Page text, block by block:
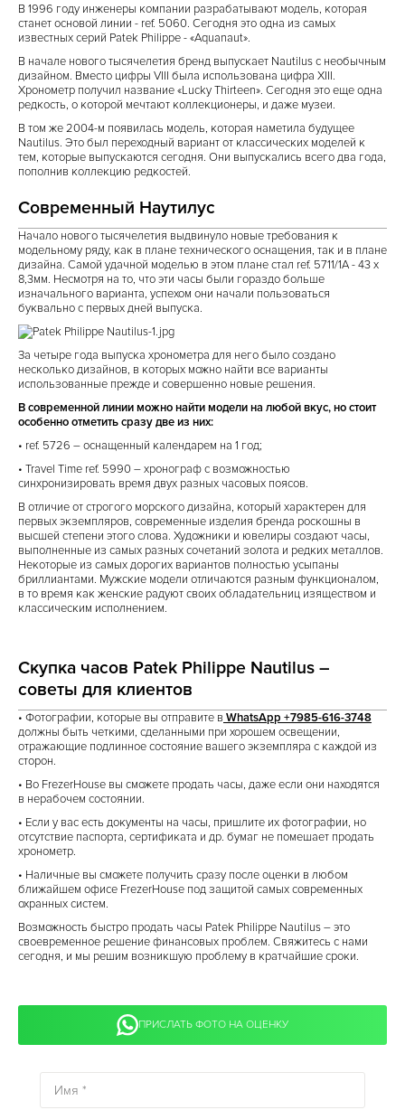
В 1996 году инженеры компании разрабатывают модель, которая
станет основой линии - ref. 5060. Сегодня это одна из самых
известных серий Patek Philippe - «Aquanaut».
В начале нового тысячелетия бренд выпускает Nautilus с необычным
дизайном. Вместо цифры VIII была использована цифра XIII.
Хронометр получил название «Lucky Thirteen». Сегодня это еще одна
редкость, о которой мечтают коллекционеры, и даже музеи.
В том же 2004-м появилась модель, которая наметила будущее
Nautilus. Это был переходный вариант от классических моделей к
тем, которые выпускаются сегодня. Они выпускались всего два года,
пополнив коллекцию редкостей.
Современный Наутилус
Начало нового тысячелетия выдвинуло новые требования к
модельному ряду, как в плане технического оснащения, так и в плане
дизайна. Самой удачной моделью в этом плане стал ref. 5711/1A - 43 х
8,3мм. Несмотря на то, что эти часы были гораздо больше
изначального варианта, успехом они начали пользоваться
буквально с первых дней выпуска.
За четыре года выпуска хронометра для него было создано
несколько дизайнов, в которых можно найти все варианты
использованные прежде и совершенно новые решения.
В современной линии можно найти модели на любой вкус, но стоит
особенно отметить сразу две из них:
• ref. 5726 – оснащенный календарем на 1 год;
• Travel Time ref. 5990 – хронограф с возможностью
синхронизировать время двух разных часовых поясов.
В отличие от строгого морского дизайна, который характерен для
первых экземпляров, современные изделия бренда роскошны в
высшей степени этого слова. Художники и ювелиры создают часы,
выполненные из самых разных сочетаний золота и редких металлов.
Некоторые из самых дорогих вариантов полностью усыпаны
бриллиантами. Мужские модели отличаются разным функционалом,
в то время как женские радуют своих обладательниц изяществом и
классическим исполнением.
Скупка часов Patek Philippe Nautilus –
советы для клиентов
• Фотографии, которые вы отправите в WhatsApp +7985-616-3748
должны быть четкими, сделанными при хорошем освещении,
отражающие подлинное состояние вашего экземпляра с каждой из
сторон.
• Во FrezerHouse вы сможете продать часы, даже если они находятся
в нерабочем состоянии.
• Если у вас есть документы на часы, пришлите их фотографии, но
отсутствие паспорта, сертификата и др. бумаг не помешает продать
хронометр.
• Наличные вы сможете получить сразу после оценки в любом
ближайшем офисе FrezerHouse под защитой самых современных
охранных систем.
Возможность быстро продать часы Patek Philippe Nautilus – это
своевременное решение финансовых проблем. Свяжитесь с нами
сегодня, и мы решим возникшую проблему в кратчайшие сроки.
ПРИСЛАТЬ ФОТО НА ОЦЕНКУ